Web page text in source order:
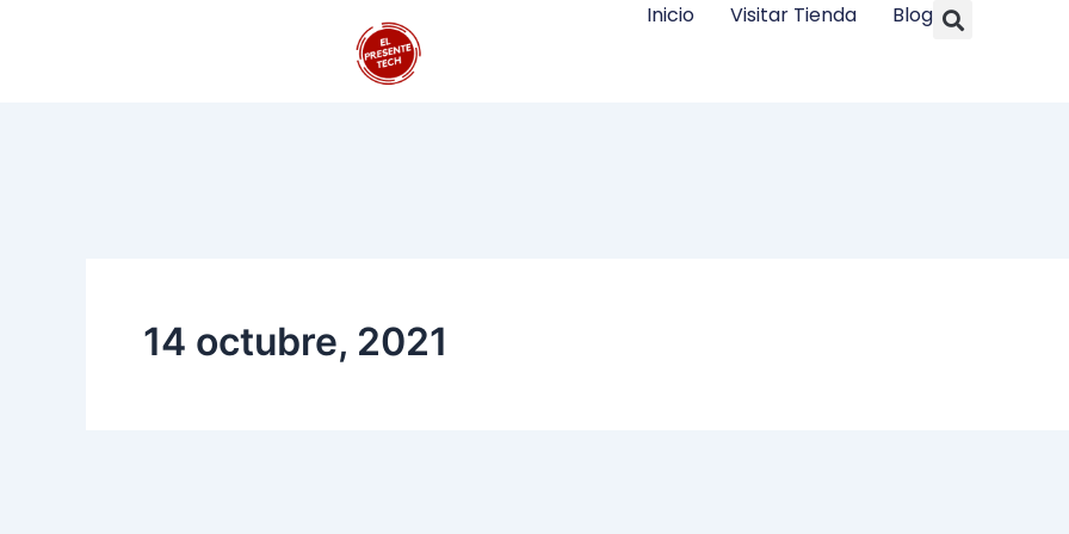
Inicio Visitar Tienda Blog Search
14 octubre, 2021